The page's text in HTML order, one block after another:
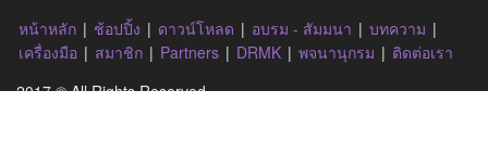
หน้าหลัก | ช้อปปิ้ง | ดาวน์โหลด | อบรม - สัมมนา | บทความ |
เครื่องมือ | สมาชิก | Partners | DRMK | พจนานุกรม | ติดต่อเรา
2017 © All Rights Reserved.